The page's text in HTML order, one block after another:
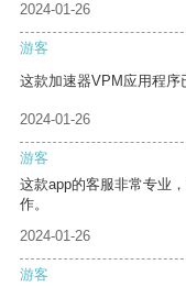
2024-01-26
游客
这款加速器VPM应用程序
2024-01-26
游客
这款app的客服非常专业
作。
2024-01-26
游客